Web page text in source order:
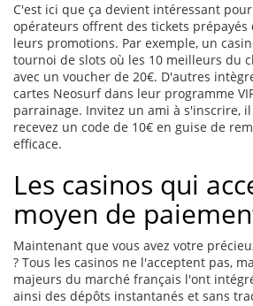
C'est ici que ça devient intéressant
opérateurs offrent des tickets prépayés
leurs promotions. Par exemple, un
tournoi de slots où les 10 meilleurs du
avec un voucher de 20€. D'autres
cartes Neosurf dans leur programme
parrainage. Invitez un ami à s'inscrire, il
recevez un code de 10€ en guise de
efficace.
Les casinos qui
moyen de
Maintenant que vous avez votre
? Tous les casinos ne l'acceptent pas,
majeurs du marché français l'ont
ainsi des dépôts instantanés et sans